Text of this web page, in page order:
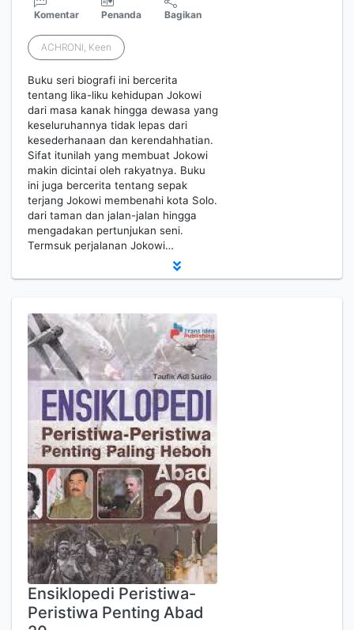
Komentar Penanda Bagikan
ACHRONI, Keen
Buku seri biografi ini bercerita
tentang lika-liku kehidupan Jokowi
dari masa kanak hingga dewasa yang
keseluruhannya tidak lepas dari
kesederhanaan dan kerendahhatian.
Sifat itunilah yang membuat Jokowi
makin dicintai oleh rakyatnya. Buku
ini juga bercerita tentang sepak
terjang Jokowi membenahi kota Solo.
dari taman dan jalan-jalan hingga
mengadakan pertunjukan seni.
Termsuk perjalanan Jokowi…
Ensiklopedi Peristiwa-
Peristiwa Penting Abad